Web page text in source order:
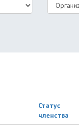
Статус
членства